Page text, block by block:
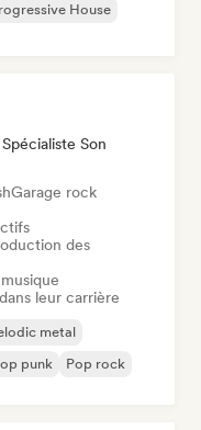
House
Son
Garage rock
des
leur carrière
metal
punk Pop rock